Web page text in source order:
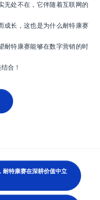
无处不在，它伴随着互联网的
成长，这也是为什么耐特康赛
耐特康赛能够在数字营销的时
合！
耐特康赛在深耕价值中立